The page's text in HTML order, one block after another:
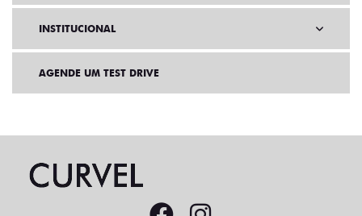
INSTITUCIONAL
AGENDE UM TEST DRIVE